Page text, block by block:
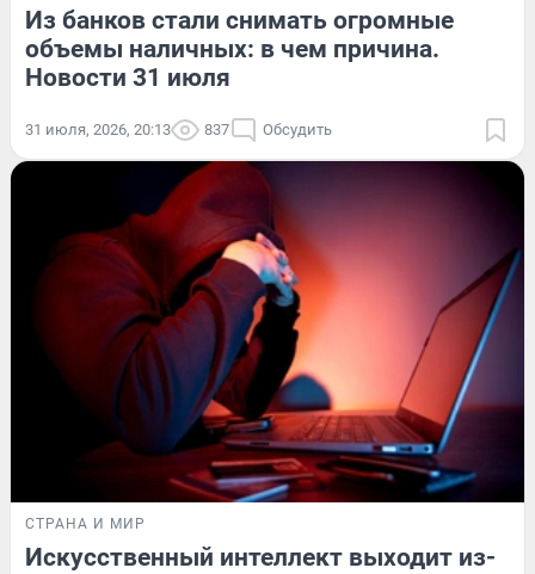
Из банков стали снимать огромные
объемы наличных: в чем причина.
Новости 31 июля
31 июля, 2026, 20:13 837 Обсудить
СТРАНА И МИР
Искусственный интеллект выходит из-